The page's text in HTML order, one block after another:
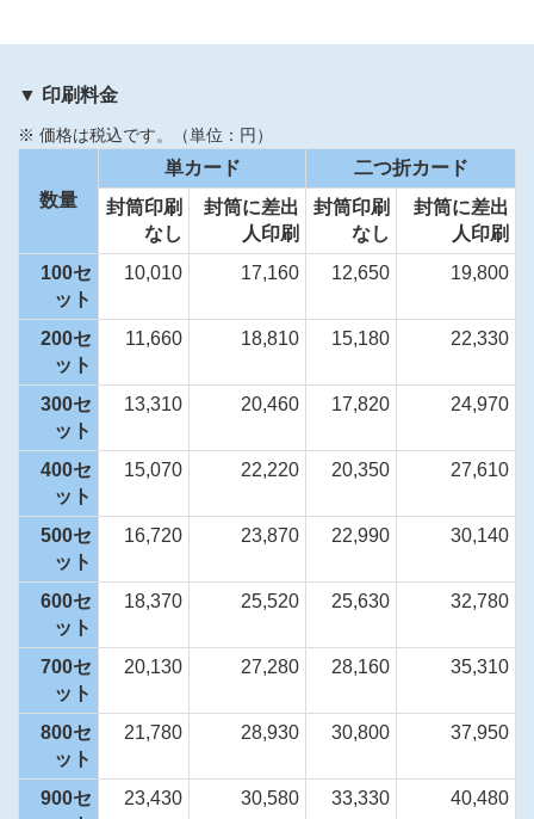
▼ 印刷料金
※ 価格は税込です。（単位：円）
数量
単カード
二つ折カード
封筒印刷
なし
封筒に差出
人印刷
封筒印刷
なし
封筒に差出
人印刷
100セ
ット
10,010 17,160 12,650 19,800
200セ
ット
11,660 18,810 15,180 22,330
300セ
ット
13,310 20,460 17,820 24,970
400セ
ット
15,070 22,220 20,350 27,610
500セ
ット
16,720 23,870 22,990 30,140
600セ
ット
18,370 25,520 25,630 32,780
700セ
ット
20,130 27,280 28,160 35,310
800セ
ット
21,780 28,930 30,800 37,950
900セ
23,430 30,580 33,330 40,480